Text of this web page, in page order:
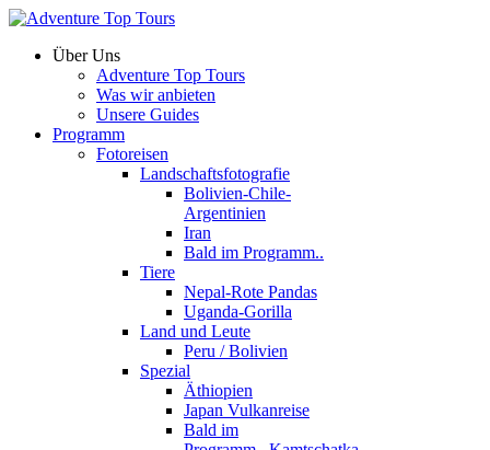
Über Uns
Adventure Top Tours
Was wir anbieten
Unsere Guides
Programm
Fotoreisen
Landschaftsfotografie
Bolivien-Chile-
Argentinien
Iran
Bald im Programm..
Tiere
Nepal-Rote Pandas
Uganda-Gorilla
Land und Leute
Peru / Bolivien
Spezial
Äthiopien
Japan Vulkanreise
Bald im